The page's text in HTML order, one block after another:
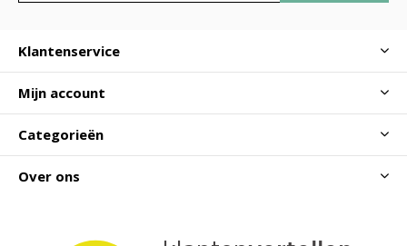
Klantenservice
Mijn account
Categorieën
Over ons